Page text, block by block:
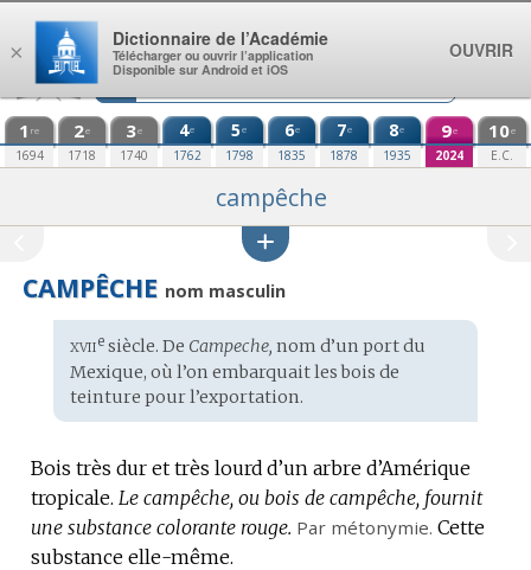
Aller au contenu
1 re
1694
2e
1718
3e
1740
4e
1762
5e
1798
6e
1835
7e
1878
8e
1935
9e
2024
10e
E.C.
campêche
CAMPÊCHE nom masculin
Étymologie
:
xviiesiècle. De Campeche, nom d’un port du
Mexique, où l’on embarquait les bois de
teinture pour l’exportation.
Bois très dur et très lourd d’un arbre d’Amérique
tropicale. Le campêche, ou bois de campêche, fournit
une substance colorante rouge. Par métonymie. Cette
substance elle-même.
×
Dictionnaire de l’Académie
Télécharger ou ouvrir l’application
Disponible sur Android et iOS
OUVRIR